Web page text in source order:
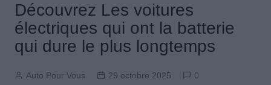
Découvrez Les voitures
électriques qui ont la batterie
qui dure le plus longtemps
Auto Pour Vous 29 octobre 2025
0